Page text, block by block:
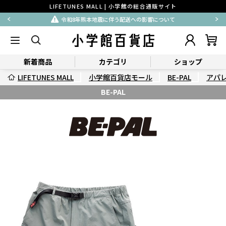
LIFETUNES MALL | 小学館の総合通販サイト
令和8年熊本地震に伴う配送への影響について
新着商品 カテゴリ
ショップ
LIFETUNES MALL
小学館百貨店モール BE-PAL
アパ
BE-PAL